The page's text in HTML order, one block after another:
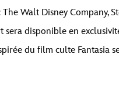
d’un espace réservé dePar
ce faisant, des données
Débloquer
Walt Disney
sera disponible en
du film culte Fantasia